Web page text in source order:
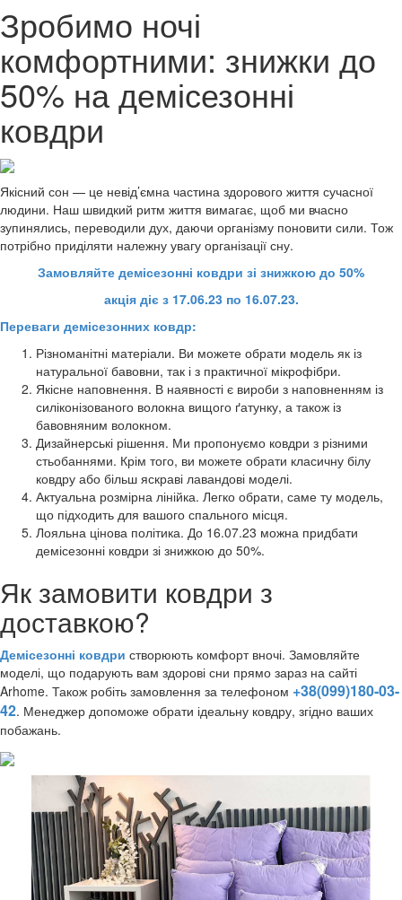
Зробимо ночі
комфортними: знижки до
50% на демісезонні
ковдри
Якісний сон — це невід’ємна частина здорового життя сучасної
людини. Наш швидкий ритм життя вимагає, щоб ми вчасно
зупинялись, переводили дух, даючи організму поновити сили. Тож
потрібно приділяти належну увагу організації сну.
Замовляйте демісезонні ковдри зі знижкою до 50%
акція діє з 17.06.23 по 16.07.23.
Переваги демісезонних ковдр:
Різноманітні матеріали. Ви можете обрати модель як із
натуральної бавовни, так і з практичної мікрофібри.
Якісне наповнення. В наявності є вироби з наповненням із
силіконізованого волокна вищого ґатунку, а також із
бавовняним волокном.
Дизайнерські рішення. Ми пропонуємо ковдри з різними
стьобаннями. Крім того, ви можете обрати класичну білу
ковдру або більш яскраві лавандові моделі.
Актуальна розмірна лінійка. Легко обрати, саме ту модель,
що підходить для вашого спального місця.
Лояльна цінова політика. До 16.07.23 можна придбати
демісезонні ковдри зі знижкою до 50%.
Як замовити ковдри з
доставкою?
Демісезонні ковдри створюють комфорт вночі. Замовляйте
моделі, що подарують вам здорові сни прямо зараз на сайті
Arhome. Також робіть замовлення за телефоном +38(099)180-03-
42. Менеджер допоможе обрати ідеальну ковдру, згідно ваших
побажань.